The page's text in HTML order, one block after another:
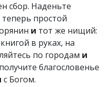
сбор. Наденьте
простой
и тот же нищий:
в руках, на
по городам и
благословенье
с Богом.